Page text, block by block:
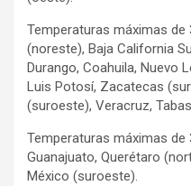
Temperaturas máximas de
(noreste), Baja California
Durango, Coahuila, Nuevo
Luis Potosí, Zacatecas
(suroeste), Veracruz,
Temperaturas máximas de
Guanajuato, Querétaro
México (suroeste).